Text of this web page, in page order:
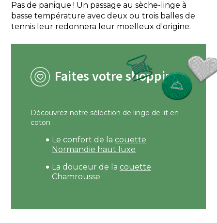
Pas de panique ! Un passage au sèche-linge à
basse température avec deux ou trois balles de
tennis leur redonnera leur moelleux d'origine.
Faites votre shopping
Découvrez notre sélection de linge de lit en
coton :
Le confort de la couette
Normandie haut luxe
La douceur de la couette
Chamrousse